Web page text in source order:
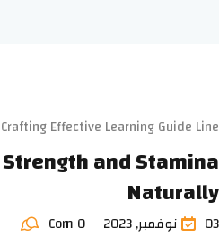
Crafting Effective Learning Guide Line
and Stamina
Naturally
03 نوفمبر, 2023 Com 0